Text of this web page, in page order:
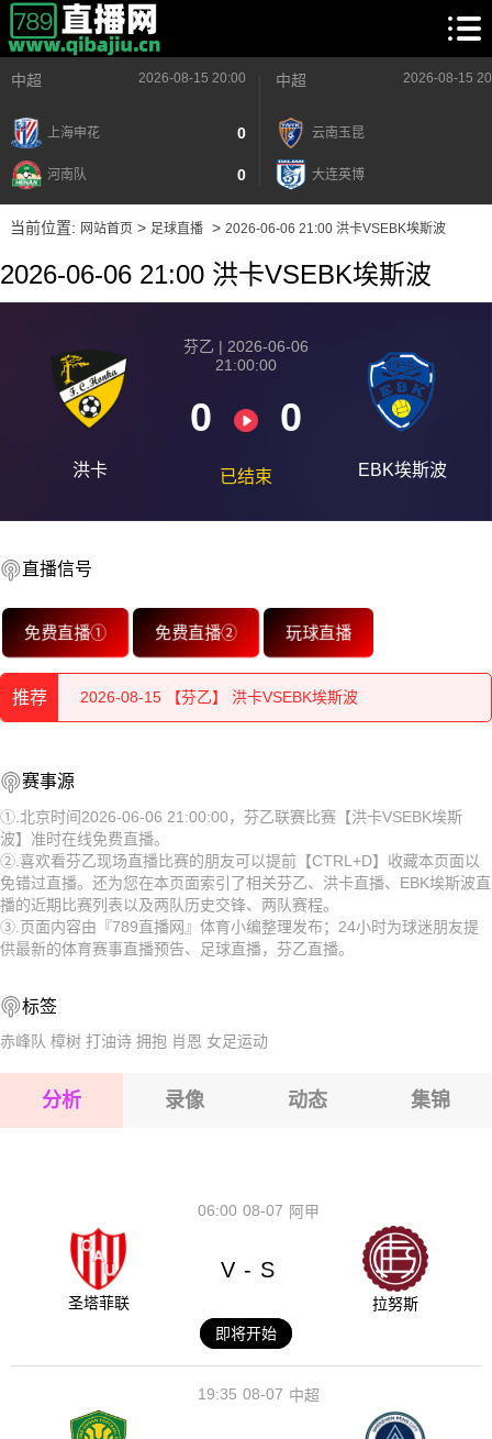
中超 2026-08-15 20:00
上海申花 0
河南队 0
中超 2026-08-15
云南玉昆
大连英博
当前位置: 网站首页> 足球直播> 2026-06-06 21:00 洪卡VSEBK埃斯波
2026-06-06 21:00 洪卡VSEBK埃斯波
洪卡
芬乙 | 2026-06-06
21:00:00
0 0
已结束 EBK埃斯波
直播信号
免费直播① 免费直播② 玩球直播
推荐
2026-08-15 【芬乙】 洪卡VSEBK埃斯波
2026-08-15 【芬乙】 洪卡VSEBK埃斯波
2026-08-15 【芬乙】 洪卡VSEBK埃斯波
2026-08-15 【芬乙】 洪卡VSEBK埃斯波
2026-08-15 【芬乙】 洪卡VSEBK埃斯波
2026-08-15 【芬乙】 洪卡VSEBK埃斯波
2026-08-15 【芬乙】 洪卡VSEBK埃斯波
2026-08-15 【芬乙】 洪卡VSEBK埃斯波
2026-08-15 【芬乙】 洪卡VSEBK埃斯波
赛事源
①.北京时间2026-06-06 21:00:00，芬乙联赛比赛【洪卡VSEBK埃斯
波】准时在线免费直播。
②.喜欢看芬乙现场直播比赛的朋友可以提前【CTRL+D】收藏本页面以
免错过直播。还为您在本页面索引了相关芬乙、洪卡直播、EBK埃斯波直
播的近期比赛列表以及两队历史交锋、两队赛程。
③.页面内容由『789直播网』体育小编整理发布；24小时为球迷朋友提
供最新的体育赛事直播预告、足球直播，芬乙直播。
标签
赤峰队 樟树 打油诗 拥抱 肖恩 女足运动
分析 录像 动态 集锦
08-07
06:00 阿甲
圣塔菲联
V - S
拉努斯
即将开始
08-07
19:35 中超